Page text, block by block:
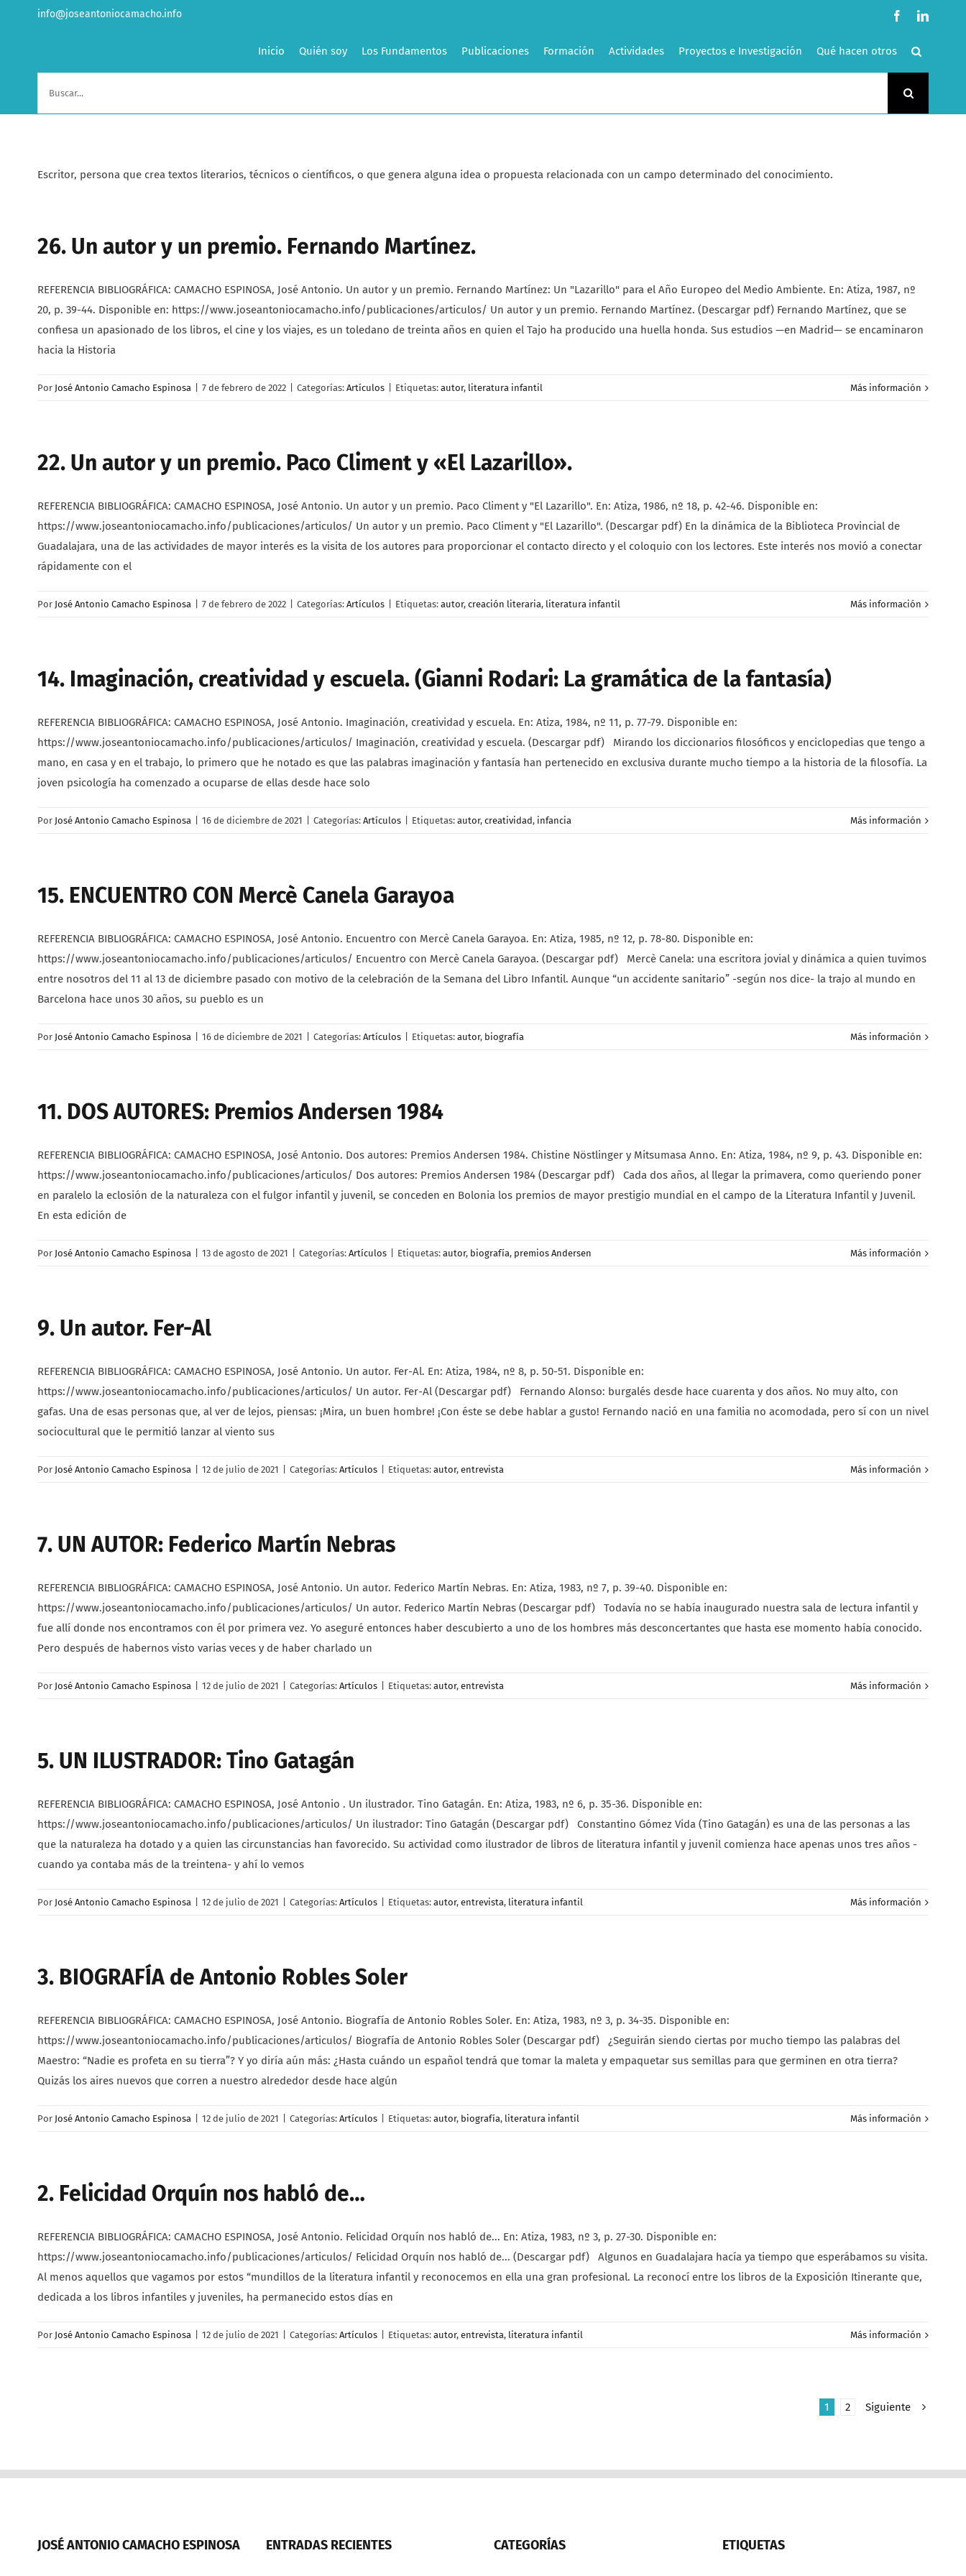
info@joseantoniocamacho.info Facebook
Inicio Quién soy Los Fundamentos Publicaciones Formación Actividades Proyectos e Investigación Qué hacen otros
Escritor, persona que crea textos literarios, técnicos o científicos, o que genera alguna idea o propuesta relacionada con un campo determinado del conocimiento.
26. Un autor y un premio. Fernando Martínez.
REFERENCIA BIBLIOGRÁFICA: CAMACHO ESPINOSA, José Antonio. Un autor y un premio. Fernando Martínez: Un "Lazarillo" para el Año Europeo del Medio Ambiente. En: Atiza, 1987, nº
20, p. 39-44. Disponible en: https://www.joseantoniocamacho.info/publicaciones/articulos/ Un autor y un premio. Fernando Martínez. (Descargar pdf) Fernando Martínez, que se
confiesa un apasionado de los libros, el cine y los viajes, es un toledano de treinta años en quien el Tajo ha producido una huella honda. Sus estudios —en Madrid— se encaminaron
hacia la Historia
Por José Antonio Camacho Espinosa 7 de febrero de 2022 Categorías: Artículos Etiquetas: autor, literatura infantil Más información
22. Un autor y un premio. Paco Climent y «El Lazarillo».
REFERENCIA BIBLIOGRÁFICA: CAMACHO ESPINOSA, José Antonio. Un autor y un premio. Paco Climent y "El Lazarillo". En: Atiza, 1986, nº 18, p. 42-46. Disponible en:
https://www.joseantoniocamacho.info/publicaciones/articulos/ Un autor y un premio. Paco Climent y "El Lazarillo". (Descargar pdf) En la dinámica de la Biblioteca Provincial de
Guadalajara, una de las actividades de mayor interés es la visita de los autores para proporcionar el contacto directo y el coloquio con los lectores. Este interés nos movió a conectar
rápidamente con el
Por José Antonio Camacho Espinosa 7 de febrero de 2022 Categorías: Artículos Etiquetas: autor, creación literaria, literatura infantil Más información
14. Imaginación, creatividad y escuela. (Gianni Rodari: La gramática de la fantasía)
REFERENCIA BIBLIOGRÁFICA: CAMACHO ESPINOSA, José Antonio. Imaginación, creatividad y escuela. En: Atiza, 1984, nº 11, p. 77-79. Disponible en:
https://www.joseantoniocamacho.info/publicaciones/articulos/ Imaginación, creatividad y escuela. (Descargar pdf) Mirando los diccionarios filosóficos y enciclopedias que tengo a
mano, en casa y en el trabajo, lo primero que he notado es que las palabras imaginación y fantasía han pertenecido en exclusiva durante mucho tiempo a la historia de la filosofía. La
joven psicología ha comenzado a ocuparse de ellas desde hace solo
Por José Antonio Camacho Espinosa 16 de diciembre de 2021 Categorías: Artículos Etiquetas: autor, creatividad, infancia Más información
15. ENCUENTRO CON Mercè Canela Garayoa
REFERENCIA BIBLIOGRÁFICA: CAMACHO ESPINOSA, José Antonio. Encuentro con Mercè Canela Garayoa. En: Atiza, 1985, nº 12, p. 78-80. Disponible en:
https://www.joseantoniocamacho.info/publicaciones/articulos/ Encuentro con Mercè Canela Garayoa. (Descargar pdf) Mercè Canela: una escritora jovial y dinámica a quien tuvimos
entre nosotros del 11 al 13 de diciembre pasado con motivo de la celebración de la Semana del Libro Infantil. Aunque “un accidente sanitario” -según nos dice- la trajo al mundo en
Barcelona hace unos 30 años, su pueblo es un
Por José Antonio Camacho Espinosa 16 de diciembre de 2021 Categorías: Artículos Etiquetas: autor, biografía Más información
11. DOS AUTORES: Premios Andersen 1984
REFERENCIA BIBLIOGRÁFICA: CAMACHO ESPINOSA, José Antonio. Dos autores: Premios Andersen 1984. Chistine Nöstlinger y Mitsumasa Anno. En: Atiza, 1984, nº 9, p. 43. Disponible en:
https://www.joseantoniocamacho.info/publicaciones/articulos/ Dos autores: Premios Andersen 1984 (Descargar pdf) Cada dos años, al llegar la primavera, como queriendo poner
en paralelo la eclosión de la naturaleza con el fulgor infantil y juvenil, se conceden en Bolonia los premios de mayor prestigio mundial en el campo de la Literatura Infantil y Juvenil.
En esta edición de
Por José Antonio Camacho Espinosa 13 de agosto de 2021 Categorías: Artículos Etiquetas: autor, biografía, premios Andersen Más información
9. Un autor. Fer-Al
REFERENCIA BIBLIOGRÁFICA: CAMACHO ESPINOSA, José Antonio. Un autor. Fer-Al. En: Atiza, 1984, nº 8, p. 50-51. Disponible en:
https://www.joseantoniocamacho.info/publicaciones/articulos/ Un autor. Fer-Al (Descargar pdf) Fernando Alonso: burgalés desde hace cuarenta y dos años. No muy alto, con
gafas. Una de esas personas que, al ver de lejos, piensas: ¡Mira, un buen hombre! ¡Con éste se debe hablar a gusto! Fernando nació en una familia no acomodada, pero sí con un nivel
sociocultural que le permitió lanzar al viento sus
Por José Antonio Camacho Espinosa 12 de julio de 2021 Categorías: Artículos Etiquetas: autor, entrevista Más información
7. UN AUTOR: Federico Martín Nebras
REFERENCIA BIBLIOGRÁFICA: CAMACHO ESPINOSA, José Antonio. Un autor. Federico Martín Nebras. En: Atiza, 1983, nº 7, p. 39-40. Disponible en:
https://www.joseantoniocamacho.info/publicaciones/articulos/ Un autor. Federico Martín Nebras (Descargar pdf) Todavía no se había inaugurado nuestra sala de lectura infantil y
fue allí donde nos encontramos con él por primera vez. Yo aseguré entonces haber descubierto a uno de los hombres más desconcertantes que hasta ese momento había conocido.
Pero después de habernos visto varias veces y de haber charlado un
Por José Antonio Camacho Espinosa 12 de julio de 2021 Categorías: Artículos Etiquetas: autor, entrevista Más información
5. UN ILUSTRADOR: Tino Gatagán
REFERENCIA BIBLIOGRÁFICA: CAMACHO ESPINOSA, José Antonio . Un ilustrador. Tino Gatagán. En: Atiza, 1983, nº 6, p. 35-36. Disponible en:
https://www.joseantoniocamacho.info/publicaciones/articulos/ Un ilustrador: Tino Gatagán (Descargar pdf) Constantino Gómez Vida (Tino Gatagán) es una de las personas a las
que la naturaleza ha dotado y a quien las circunstancias han favorecido. Su actividad como ilustrador de libros de literatura infantil y juvenil comienza hace apenas unos tres años -
cuando ya contaba más de la treintena- y ahí lo vemos
Por José Antonio Camacho Espinosa 12 de julio de 2021 Categorías: Artículos Etiquetas: autor, entrevista, literatura infantil Más información
3. BIOGRAFÍA de Antonio Robles Soler
REFERENCIA BIBLIOGRÁFICA: CAMACHO ESPINOSA, José Antonio. Biografía de Antonio Robles Soler. En: Atiza, 1983, nº 3, p. 34-35. Disponible en:
https://www.joseantoniocamacho.info/publicaciones/articulos/ Biografía de Antonio Robles Soler (Descargar pdf) ¿Seguirán siendo ciertas por mucho tiempo las palabras del
Maestro: “Nadie es profeta en su tierra”? Y yo diría aún más: ¿Hasta cuándo un español tendrá que tomar la maleta y empaquetar sus semillas para que germinen en otra tierra?
Quizás los aires nuevos que corren a nuestro alrededor desde hace algún
Por José Antonio Camacho Espinosa 12 de julio de 2021 Categorías: Artículos Etiquetas: autor, biografía, literatura infantil Más información
2. Felicidad Orquín nos habló de…
REFERENCIA BIBLIOGRÁFICA: CAMACHO ESPINOSA, José Antonio. Felicidad Orquín nos habló de... En: Atiza, 1983, nº 3, p. 27-30. Disponible en:
https://www.joseantoniocamacho.info/publicaciones/articulos/ Felicidad Orquín nos habló de... (Descargar pdf) Algunos en Guadalajara hacía ya tiempo que esperábamos su visita.
Al menos aquellos que vagamos por estos “mundillos de la literatura infantil y reconocemos en ella una gran profesional. La reconocí entre los libros de la Exposición Itinerante que,
dedicada a los libros infantiles y juveniles, ha permanecido estos días en
Por José Antonio Camacho Espinosa 12 de julio de 2021 Categorías: Artículos Etiquetas: autor, entrevista, literatura infantil Más información
1 2 Siguiente
JOSÉ ANTONIO CAMACHO ESPINOSA ENTRADAS RECIENTES CATEGORÍAS ETIQUETAS